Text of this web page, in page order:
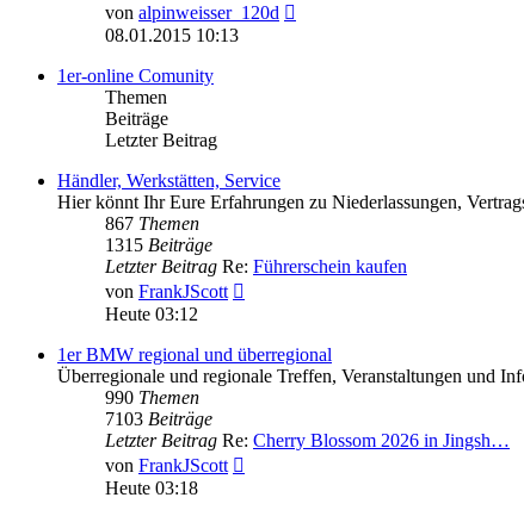
von alpinweisser_120d
08.01.2015 10:13
1er-online Comunity
Themen
Beiträge
Letzter Beitrag
Händler, Werkstätten, Service
Hier könnt Ihr Eure Erfahrungen zu Niederlassungen,
867 Themen
1315 Beiträge
Letzter Beitrag Re: Führerschein kaufen
von FrankJScott
Heute 03:12
1er BMW regional und überregional
Überregionale und regionale Treffen, Veranstaltungen und
990 Themen
7103 Beiträge
Letzter Beitrag Re: Cherry Blossom 2026 in Jingsh…
von FrankJScott
Heute 03:18